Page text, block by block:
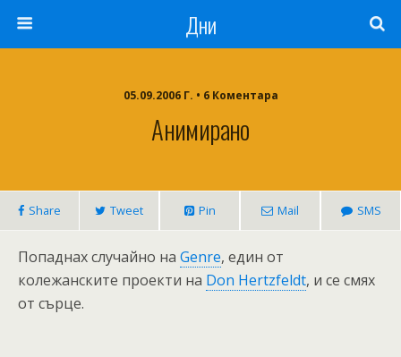
Дни
05.09.2006 Г. • 6 Коментара
Анимирано
Share Tweet Pin Mail SMS
Попаднах случайно на Genre, един от
колежанските проекти на Don Hertzfeldt, и се смях
от сърце.